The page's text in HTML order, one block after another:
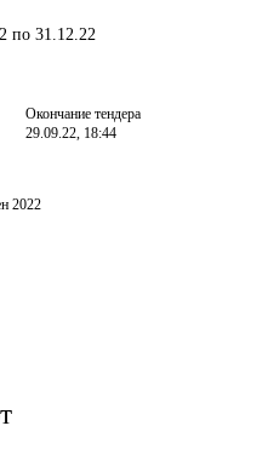
по 31.12.22
Окончание тендера
29.09.22, 18:44
2022